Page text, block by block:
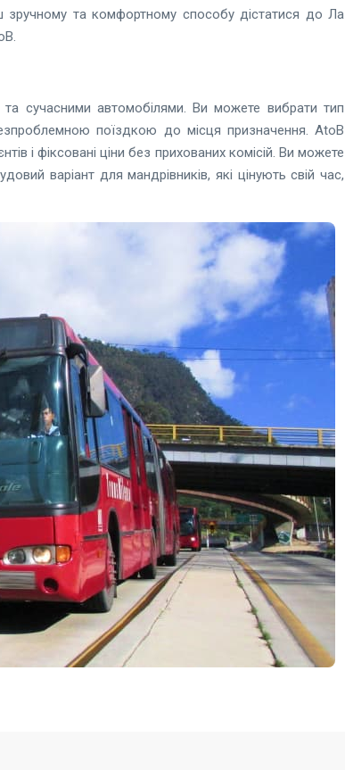
зручному та комфортному способу дістатися до Ла
та сучасними автомобілями. Ви можете вибрати тип
поїздкою до місця призначення. AtoB
і фіксовані ціни без прихованих комісій. Ви можете
варіант для мандрівників, які цінують свій час,